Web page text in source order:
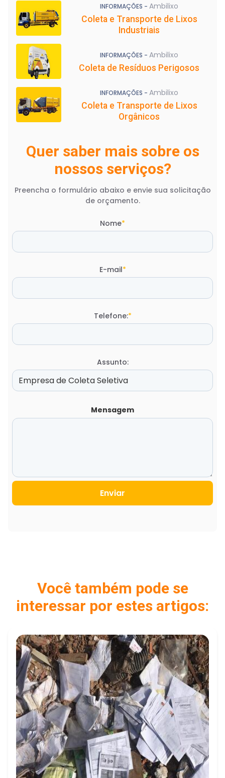
INFORMAÇÕES - Ambilixo
Coleta e Transporte de Lixos
Industriais
INFORMAÇÕES - Ambilixo
Coleta de Resíduos Perigosos
INFORMAÇÕES - Ambilixo
Coleta e Transporte de Lixos
Orgânicos
Quer saber mais sobre os
nossos serviços?
Preencha o formulário abaixo e envie sua solicitação
de orçamento.
Nome*
E-mail*
Telefone:*
Assunto:
Mensagem
Enviar
Você também pode se
interessar por estes artigos: